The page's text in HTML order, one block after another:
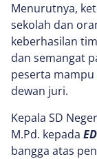
Menurutnya,
sekolah dan
keberhasilan
dan semangat
peserta
dewan juri.
Kepala SD
M.Pd. kepada
bangga atas